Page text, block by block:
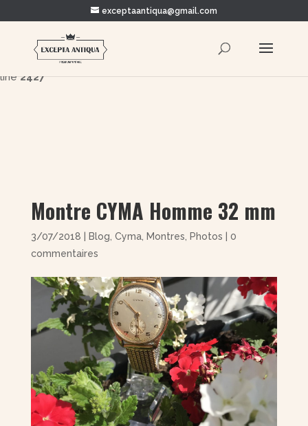
Warning: Trying to access array offset on value of type bool in
/home/clients/
content/themes/Divi/includes/builder/functions.php
line2427
exceptaantiqua@gmail.com
Montre CYMA Homme 32 mm
3/07/2018 Blog Cyma, Montres Photos
0
commentaires